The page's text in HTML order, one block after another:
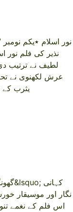
نذیر کی فلم
لطیف نے ترتیب
عرش لکھنوی نے
نگار اور موسیقار
اس فلم کے نغمے